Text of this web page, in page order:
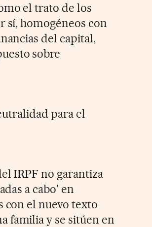
el trato de los
sí, homogéneos con
del capital,
sobre
para el
IRPF no garantiza
a cabo' en
con el nuevo texto
familia y se sitúen en